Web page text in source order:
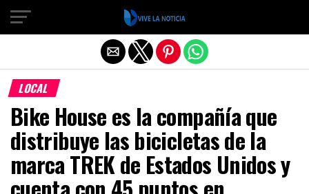
LOCAL
Bike House es la compañía que
distribuye las bicicletas de la
marca TREK de Estados Unidos y
Salir de la versión móvil